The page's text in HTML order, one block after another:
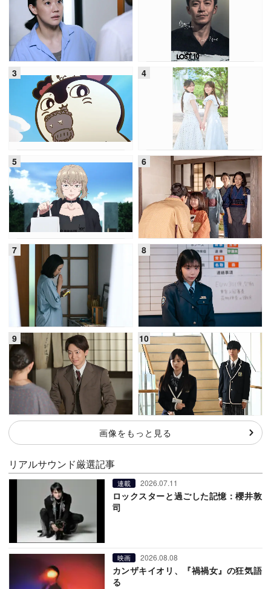
画像をもっと見る
リアルサウンド厳選記事
連載 2026.07.11
ロックスターと過ごした記憶：櫻井敦
司
映画 2026.08.08
カンザキイオリ、『禍禍女』の狂気語
る